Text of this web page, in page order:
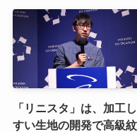
「リニスタ」は、加工
すい生地の開発で高級